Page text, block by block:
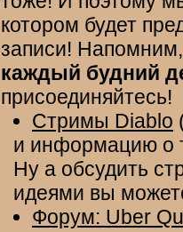
котором будет
записи!
каждый будний
присоединяйтесь!
Стримы Diablo
и информацию о
Ну а обсудить
идеями вы
Форум: Uber